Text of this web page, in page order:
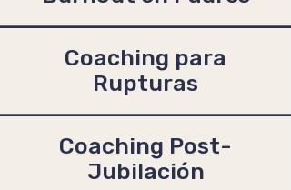
Coaching para
Rupturas
Coaching Post-
Jubilación